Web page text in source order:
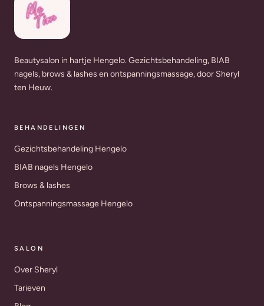
Beautysalon in hartje Hengelo. Gezichtsbehandeling, BIAB
nagels, brows & lashes en ontspanningsmassage, door Sheryl
ten Heuw.
BEHANDELINGEN
Gezichtsbehandeling Hengelo
BIAB nagels Hengelo
Brows & lashes
Ontspanningsmassage Hengelo
SALON
Over Sheryl
Tarieven